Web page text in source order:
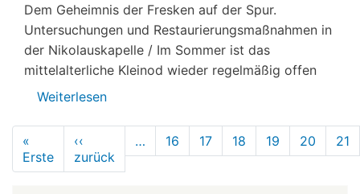
Dem Geheimnis der Fresken auf der Spur.
Untersuchungen und Restaurierungsmaßnahmen in
der Nikolauskapelle / Im Sommer ist das
mittelalterliche Kleinod wieder regelmäßig offen
Weiterlesen
Nikolauskapelle
geöffnet
Seitennummerierung
«
Erste Erste
Seite
‹‹
zurück Vorherige
Seite
… 16 17 18 19 20 21